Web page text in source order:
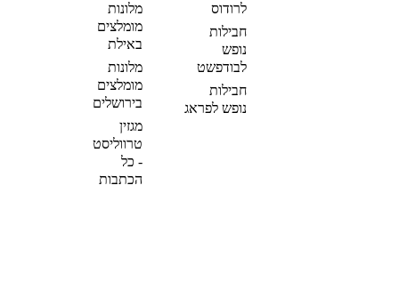
לרודוס
חבילות
נופש
לבודפשט
חבילות
נופש לפראג
מלונות
מומלצים
באילת
מלונות
מומלצים
בירושלים
מגזין
טרווליסט
- כל
הכתבות